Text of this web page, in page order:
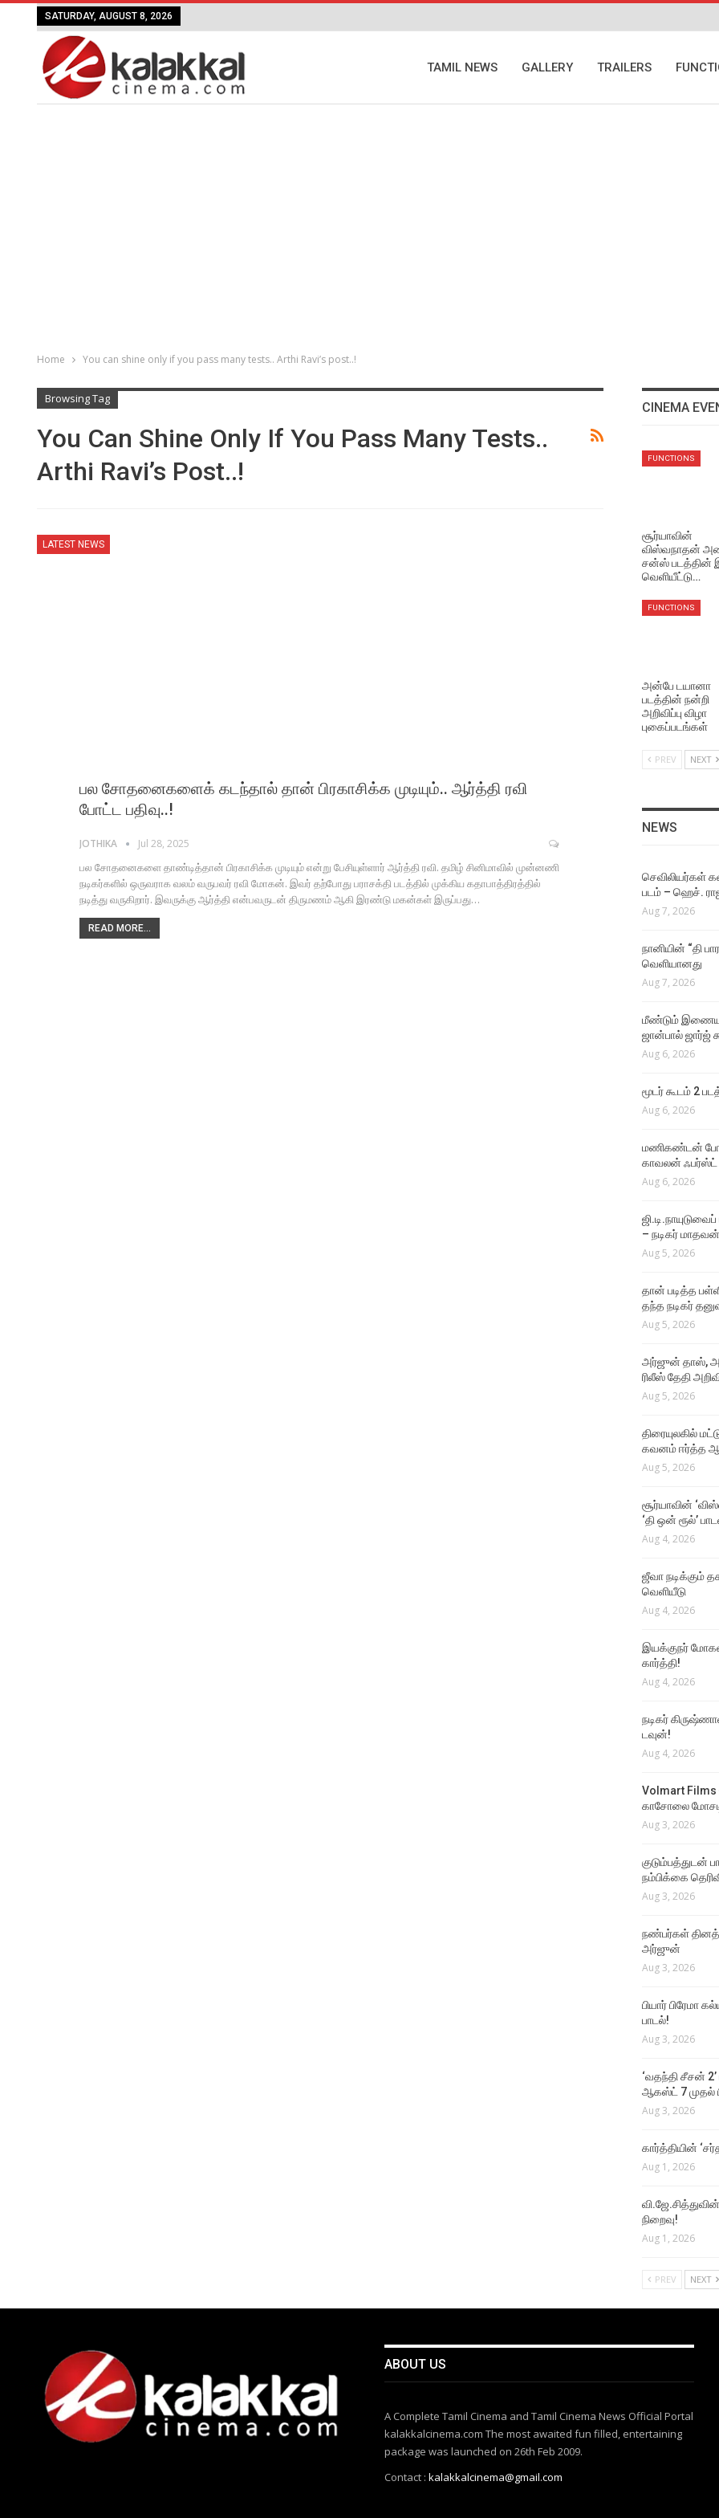
SATURDAY, AUGUST 8, 2026
TAMIL NEWS GALLERY TRAILERS
Home You can shine only if you pass many tests.. Arthi Ravi’s post..!
Browsing Tag
You Can Shine Only If You Pass Many Tests..
Arthi Ravi’s Post..!
LATEST NEWS
பல சோதனைகளைக் கடந்தால் தான் பிரகாசிக்க முடியும்.. ஆர்த்தி ரவி
போட்ட பதிவு..!
JOTHIKA Jul 28, 2025
பல சோதனைகளை தாண்டித்தான் பிரகாசிக்க முடியும் என்று பேசியுள்ளார் ஆர்த்தி ரவி. தமிழ் சினிமாவில் முன்னணி
நடிகர்களில் ஒருவராக வலம் வருபவர் ரவி மோகன். இவர் தற்போது பராசக்தி படத்தில் முக்கிய கதாபாத்திரத்தில்
நடித்து வருகிறார். இவருக்கு ஆர்த்தி என்பவருடன் திருமணம் ஆகி இரண்டு மகன்கள் இருப்பது…
READ MORE...
CINEMA
FUNCTIONS
சூர்யாவின்
விஸ்வநாதன்
சன்ஸ் படத்தின்
வெளியீட்டு…
FUNCTIONS
அன்பே டயானா
படத்தின் நன்றி
அறிவிப்பு விழா
புகைப்படங்கள்
PREV NEXT
NEWS
செவிலியர்கள்
படம் – ஹெச்.
Aug 7, 2026
நானியின் “தி
வெளியானது
Aug 7, 2026
மீண்டும்
ஜான்பால் ஜார்ஜ்
Aug 6, 2026
மூடர் கூடம் 2
Aug 6, 2026
மணிகண்டன்
காவலன் ஃபர்ஸ்ட்
Aug 6, 2026
– நடிகர் மாதவன்
Aug 5, 2026
தான் படித்த
தந்த நடிகர்
Aug 5, 2026
அர்ஜுன் தாஸ்,
ரிலீஸ் தேதி
Aug 5, 2026
திரையுலகில்
கவனம் ஈர்த்த
Aug 5, 2026
சூர்யாவின்
‘தி ஒன் ரூல்’
Aug 4, 2026
ஜீவா நடிக்கும்
வெளியீடு
Aug 4, 2026
இயக்குநர்
கார்த்தி!
Aug 4, 2026
நடிகர்
டவுன்!
Aug 4, 2026
Volmart Films
காசோலை
Aug 3, 2026
குடும்பத்துடன்
நம்பிக்கை
Aug 3, 2026
நண்பர்கள்
அர்ஜுன்
Aug 3, 2026
பியார் பிரேமா
பாடல்!
Aug 3, 2026
‘வதந்தி சீசன் 2’
ஆகஸ்ட் 7 முதல்
Aug 3, 2026
கார்த்தியின்
Aug 1, 2026
வி.ஜே.சித்துவின்
நிறைவு!
Aug 1, 2026
PREV NEXT
EVENTS VIDEOS
EVENTS VIDEOS
முதல்வர் விஜய் செய்தது
சரியா தவறா ? மக்களின்
சன்ஸ்’ படத்தின் ‘தி ஒன் ரூல்’
பாடல் வெளியீடு!
இயக்குநர் மோகன் ராஜா
இயக்கத்தில் நடிக்கும்
நடிகர் கிருஷ்ணாவின் 25வது
படம் மர்டர் இன் டவுன்!
VIDEO SONGS
Rathatha Thaa Lyrical
ABOUT US
A Complete Tamil Cinema and Tamil Cinema News Official Portal
kalakkalcinema.com The most awaited fun filled, entertaining
package was launched on 26th Feb 2009.
Contact :kalakkalcinema@gmail.com